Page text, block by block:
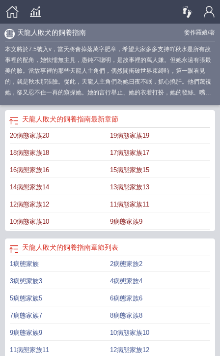
妾作羅娘/著
天龍人敗犬的飼養指南
本文將於7.5號入v，當天將會掉落萬字肥章，希望大家多多支持吖秋水是所有故
事裡的配角，她怯懦無主見，愚鈍不聰明，是故事裡的萬人嫌。但她永遠有張最
美的臉。當故事裡的那些天龍人主角們，偶然間衝破世界束縛時，第一眼看見
的，就是秋水那張臉。從此，天龍人主角們為她日夜不眠，抓心撓肝。他們蔑視
她，卻又忍不住一再的窺探她。她的言行舉止、她的衣着打扮，她的發絲、嘴
些高貴惡劣的少爺小姐們，自我訓誡，成為秋水小腿下俯跌的敗犬。他們在無數
個小世界中痛苦的悲嚎。“秋水，為什麼不愛我！”卷一：病態家族顯赫豪門趙家最
近發生了一件醜事，上下兩代子孫都為了兩個女人爭奪不休。外人笑話是紅白玫
之不及。玉京世家的成人禮上，秋水追着青梅誤闖進了巨大奢靡的權貴圈子。一
瞬間，無論是先前輿論中心的“紅白玫瑰”，還是全場矜貴、不羁的繼承者們，皆是
小姐京城的忠義侯時隔十七年，終於有了其丟失的小女兒“秋水”的下落。與忠義侯
為結拜兄弟的雍親王，派家中兩位世子前去尋找這位幼妹，結果面若冠玉的兄長
城那位高高在上的玉公主，心中怨恨父親將自己遠遣外出，離開自己的心上人。
二人皆對這個失蹤了十七年的“妹妹/姐姐”厭惡至極。一年後回京，京城忽而傳言
雍親王兩子忽而“反目成仇”，拋卻昔日心上情人，不死不休。而那位剛剛歸家的小
女兒，進了玉公主的帳子。卷三：abo世界裡的路人甲【此世界女主沒有不該有
的東西】密裡斯貴族學院平民新生論壇提問：上等人論壇裡的那個神秘女a究竟是
誰？為何眼高手低的天龍人貴族們，一談到她就靜默不語？答：據可靠消息，平
閉的比他爹還緊！【系統提示，該帖涉嫌危害學院安全秩序，現已被封禁，各位
麻的全都是：秋水秋水秋水秋水秋水秋水秋水秋水秋水秋水秋水秋水秋水秋水秋
水秋水秋水秋水秋水秋水秋水秋水秋水秋水秋水秋水！屏幕變黑，一行猩紅巨大
了再補）堅韌聰慧但反射弧超慢女主x性格超級惡劣天龍人男主避雷：本文所有男
天龍人敗犬的飼養指南最新章節
20病態家族20 19病態家族19
18病態家族18 17病態家族17
16病態家族16 15病態家族15
14病態家族14 13病態家族13
12病態家族12 11病態家族11
10病態家族10 9病態家族9
天龍人敗犬的飼養指南章節列表
1病態家族 2病態家族2
3病態家族3 4病態家族4
5病態家族5 6病態家族6
7病態家族7 8病態家族8
9病態家族9 10病態家族10
11病態家族11 12病態家族12